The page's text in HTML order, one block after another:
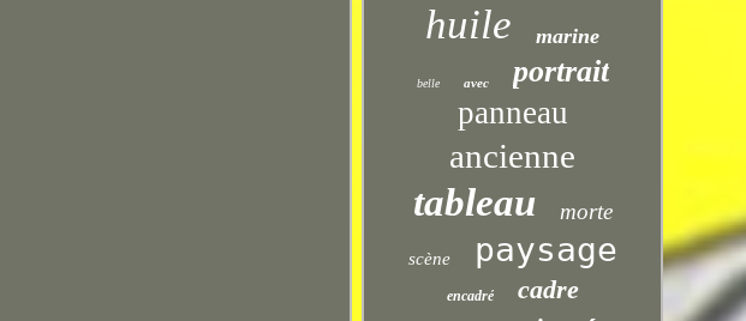
huile marine
belle avec portrait
panneau
ancienne
tableau morte
scène paysage
encadré cadre